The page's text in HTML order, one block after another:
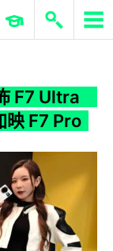
ERP 與商業 AI
F7 Ultra
映 F7 Pro